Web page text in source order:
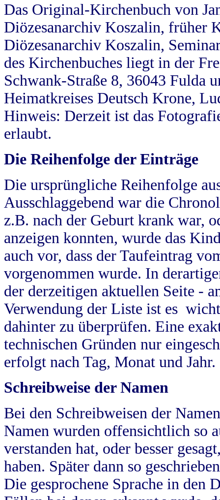
Das Original-Kirchenbuch von
Diözesanarchiv Koszalin, früher
Diözesanarchiv Koszalin,
des Kirchenbuches liegt in der
Schwank-Straße 8, 36043 Fulda
Heimatkreises Deutsch Krone,
Hinweis: Derzeit ist das
erlaubt.
Die Reihenfolge der Einträge
Die ursprüngliche Reihenfolge
Ausschlaggebend war die
z.B. nach der Geburt krank war,
anzeigen konnten, wurde das
auch vor, dass der Taufeintrag
vorgenommen wurde. In
der derzeitigen aktuellen Seite -
Verwendung der Liste ist es
dahinter zu überprüfen. Eine
technischen Gründen nur
erfolgt nach Tag, Monat und Jahr.
Schreibweise der Namen
Bei den Schreibweisen der
Namen wurden offensichtlich so
verstanden hat, oder besser
haben. Später dann so
Die gesprochene Sprache in